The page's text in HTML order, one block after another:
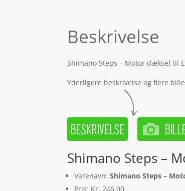
Beskrivelse
Shimano Steps – Motor dæksel til
Yderligere beskrivelse og flere
Shimano Steps –
Varenavn:Shimano Steps –
Pris: Kr. 246.00